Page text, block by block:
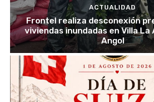
ACTUALIDAD
Frontel realiza desconexión
viviendas inundadas en Villa La
Angol